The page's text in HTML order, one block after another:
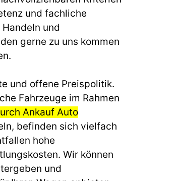
und fachliche
und
gerne zu uns kommen
und offene Preispolitik.
Fahrzeuge im Rahmen
Ankauf Auto
befinden sich vielfach
hohe
Wir können
und